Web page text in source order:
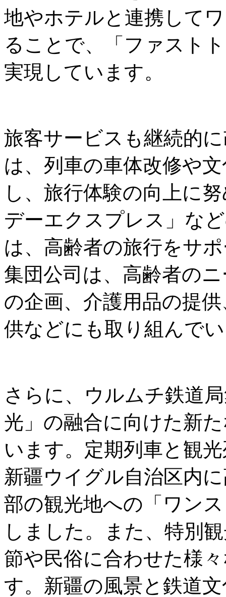
地やホテルと連携して
ることで、「ファスト
実現しています。
旅客サービスも継続的
は、列車の車体改修や
し、旅行体験の向上に
デーエクスプレス」な
は、高齢者の旅行をサ
集団公司は、高齢者の
の企画、介護用品の提
供などにも取り組んで
さらに、ウルムチ鉄道
光」の融合に向けた新
います。定期列車と観
新疆ウイグル自治区内
部の観光地への「ワン
しました。また、特別
節や民俗に合わせた様
す。新疆の風景と鉄道